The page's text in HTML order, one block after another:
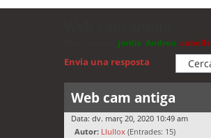
jordis Andreu cubells
Envia una resposta
Web cam antiga
Data: dv. març 20, 2020 10:49 am
Autor: Llullox (Entrades: 15)